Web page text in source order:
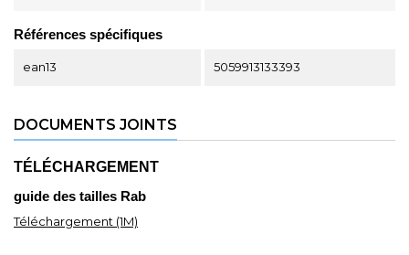
Références spécifiques
ean13 5059913133393
DOCUMENTS JOINTS
TÉLÉCHARGEMENT
guide des tailles Rab
Téléchargement (1M)